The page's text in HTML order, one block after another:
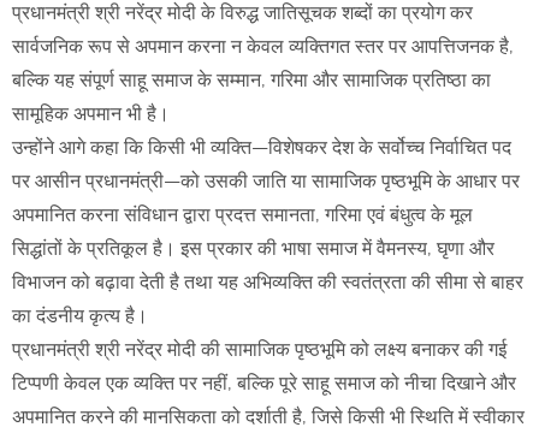
प्रधानमंत्री श्री नरेंद्र मोदी के विरुद्ध जातिसूचक शब्दों का प्रयोग कर
सार्वजनिक रूप से अपमान करना न केवल व्यक्तिगत स्तर पर आपत्तिजनक है,
बल्कि यह संपूर्ण साहू समाज के सम्मान, गरिमा और सामाजिक प्रतिष्ठा का
सामूहिक अपमान भी है।
उन्होंने आगे कहा कि किसी भी व्यक्ति—विशेषकर देश के सर्वोच्च निर्वाचित पद
पर आसीन प्रधानमंत्री—को उसकी जाति या सामाजिक पृष्ठभूमि के आधार पर
अपमानित करना संविधान द्वारा प्रदत्त समानता, गरिमा एवं बंधुत्व के मूल
सिद्धांतों के प्रतिकूल है। इस प्रकार की भाषा समाज में वैमनस्य, घृणा और
विभाजन को बढ़ावा देती है तथा यह अभिव्यक्ति की स्वतंत्रता की सीमा से बाहर
का दंडनीय कृत्य है।
प्रधानमंत्री श्री नरेंद्र मोदी की सामाजिक पृष्ठभूमि को लक्ष्य बनाकर की गई
टिप्पणी केवल एक व्यक्ति पर नहीं, बल्कि पूरे साहू समाज को नीचा दिखाने और
अपमानित करने की मानसिकता को दर्शाती है, जिसे किसी भी स्थिति में स्वीकार